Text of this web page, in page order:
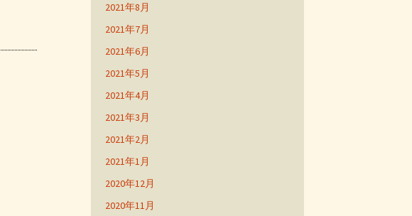
2021年8月
2021年7月
2021年6月
2021年5月
2021年4月
2021年3月
2021年2月
2021年1月
2020年12月
2020年11月